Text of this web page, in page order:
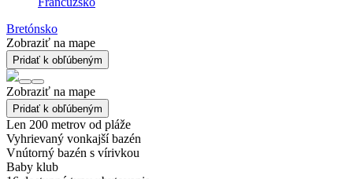
Bretónsko
Zobraziť na mape
Pridať k obľúbeným
Zobraziť na mape
Pridať k obľúbeným
Len 200 metrov od pláže
Vyhrievaný vonkajší bazén
Vnútorný bazén s vírivkou
Baby klub